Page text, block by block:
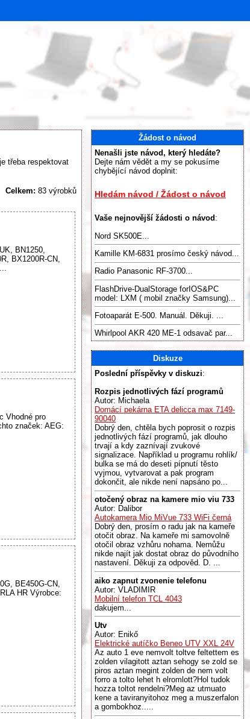
třeba respektovat
Celkem: 83 výrobků
BN1250,
BX1200R-CN,
Vhodné pro
značek: AEG:
BE450G-CN,
HR Výrobce:
Žádost o návod
Nenašli jste návod, který hledáte?
Dejte nám vědět a my se pokusíme
chybějící návod doplnit:
Hledám návod / Žádost o návod
Vaše nejnovější žádosti o návod :
Nord SK500E...
Kamille KM-6831 prosímo český návod...
Radio Panasonic RF-3700...
FlashDrive-DualStorage forIOS&PC
model: LXM ( mobil značky Samsung)...
Fotoaparát E-500. Manuál. Děkuji. ...
Whirlpool AKR 420 ME-1 odsavač par...
Diskuze
Poslední příspěvky v diskuzi:
Rozpis jednotlivých fází programů
Autor: Michaela
Domácí pekárna ETA delicca max 7149-
90040
Dobrý den, chtěla bych poprosit o rozpis
jednotlivých fází programů, jak dlouho
trvají a kdy zaznívají zvukové
signalizace. Například u programu rohlík/
bulka se má do deseti pípnutí těsto
vyjmou, vytvarovat a pak program
dokončit, ale nikde není napsáno po...
otočený obraz na kamere mio viu 733
Autor: Dalibor
Autokamera Mio MiVue 733 WiFi černá
Dobrý den, prosím o radu jak na kameře
otočit obraz. Na kameře mi samovolně
otočil obraz vzhůru nohama. Nemůžu
nikde najít jak dostat obraz do původního
nastavení. Děkuji za odpověd. D. ...
aiko zapnut zvonenie telefonu
Autor: VLADIMIR
Mobilní telefon TCL 4043
dakujem...
Utv
Autor: Enikő
Elektrické autíčko Beneo UTV XXL 24V
Az auto 1 eve nemvolt toltve feltettem es
zolden vilagitott aztan sehogy se zold se
piros aztan megint zolden de nem volt
forro a tolto lehet h elromlott?Hol tudok
hozza toltot rendelni?Meg az utmuato
kene a taviranyitohoz meg a muszerfalon
a gombokhoz.....